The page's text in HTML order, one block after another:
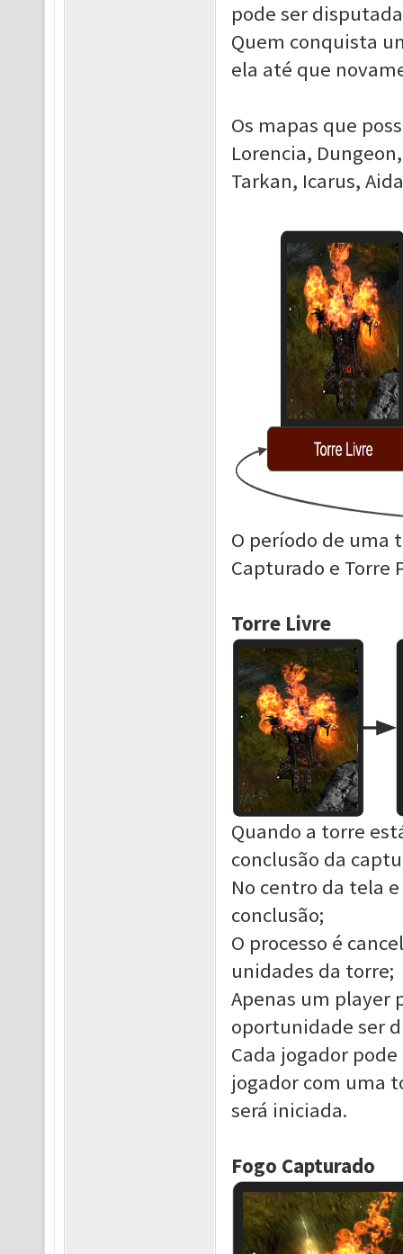
pode ser
Quem conquista
ela até que
Os mapas que
Lorencia,
Tarkan, Icarus,
O período de uma
Capturado e Torre
Torre Livre
Quando a torre
conclusão da
No centro da tela
conclusão;
O processo é
unidades da torre;
Apenas um player
oportunidade ser
Cada jogador
jogador com uma
será iniciada.
Fogo Capturado